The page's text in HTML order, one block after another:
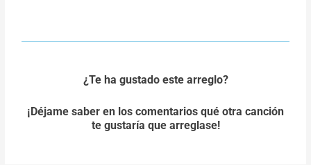
¿Te ha gustado este arreglo?
¡Déjame saber en los comentarios qué otra canción
te gustaría que arreglase!